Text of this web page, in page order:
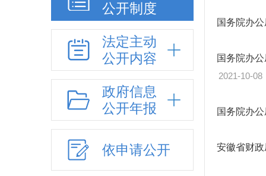
公开制度
法定主动
公开内容
政府信息
公开年报
依申请公开
国务院办
国务院办
2021-10-08
国务院办
安徽省财